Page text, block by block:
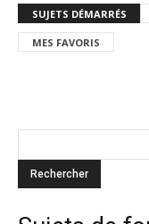
SUJETS DÉMARRÉS
MES FAVORIS